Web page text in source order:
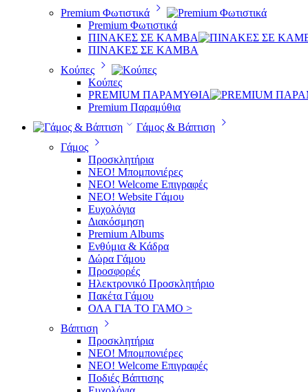
Premium Φωτιστικά
Premium Φωτιστικά
ΠΙΝΑΚΕΣ ΣΕ ΚΑΜΒΑ
ΠΙΝΑΚΕΣ ΣΕ ΚΑΜΒΑ
Κούπες
Κούπες
PREMIUM ΠΑΡΑΜΥΘΙΑ
Premium Παραμύθια
Γάμος & Βάπτιση
Γάμος
Προσκλητήρια
ΝΕΟ! Μπομπονιέρες
NEO! Welcome Επιγραφές
ΝΕΟ! Website Γάμου
Ευχολόγια
Διακόσμηση
Premium Albums
Ενθύμια & Κάδρα
Δώρα Γάμου
Προσφορές
Ηλεκτρονικό Προσκλητήριο
Πακέτα Γάμου
ΟΛΑ ΓΙΑ ΤΟ ΓΑΜΟ >
Βάπτιση
Προσκλητήρια
ΝΕΟ! Μπομπονιέρες
NEO! Welcome Επιγραφές
Ποδιές Βάπτισης